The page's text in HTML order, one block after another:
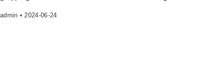
admin 2024-06-24